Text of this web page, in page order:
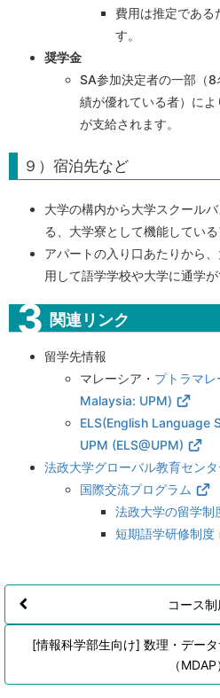
費用は推定である
す。
奨学金
SA参加決定者の一部（8
績が優れている者）に
が支給されます。
９）宿泊先など
大学の構内から大学スクール
る、 大学寮として機能してい
アパートの入り口あたりから、
用して語学学校や大学に通学が
関連リンク
留学先情報
マレーシア・ プトラマ
Malaysia: UPM)
ELS(English Language
UPM (ELS@UPM)
法政大学グローバル教育センタ
国際交流プログラム
法政大学の留学制
短期語学研修制度
コース
[情報科学部生向け] 数理・デー
（MDAP